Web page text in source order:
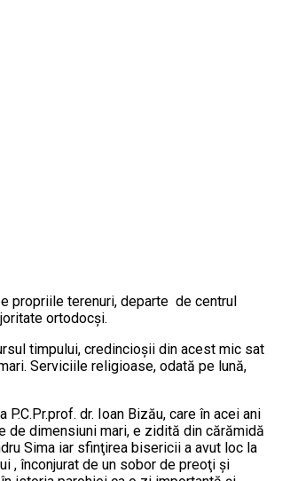
propriile terenuri, departe de centrul
ortodocşi.
timpului, credincioşii din acest mic sat
Serviciile religioase, odată pe lună,
dr. Ioan Bizău, care în acei ani
de dimensiuni mari, e zidită din cărămidă
Sima iar sfinţirea bisericii a avut loc la
, înconjurat de un sobor de preoţi şi